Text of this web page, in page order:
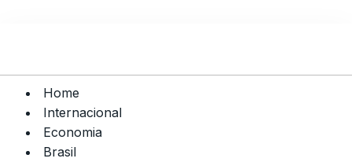
Home
Internacional
Economia
Brasil